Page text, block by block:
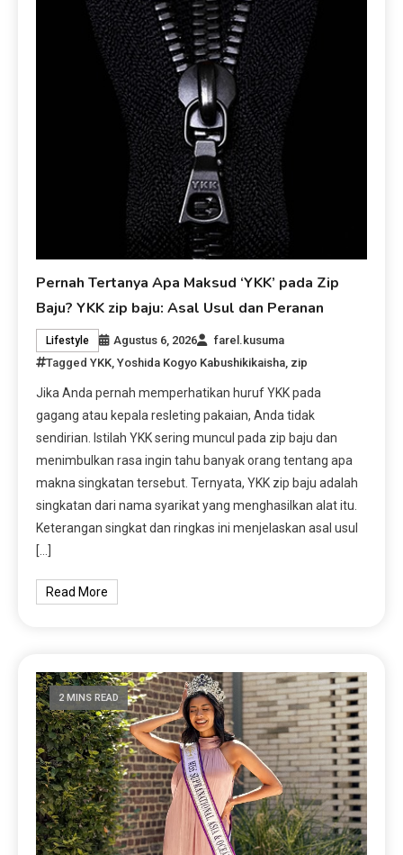
Pernah Tertanya Apa Maksud ‘YKK’ pada Zip
Baju? YKK zip baju: Asal Usul dan Peranan
Lifestyle Agustus 6, 2026
farel.kusuma
TaggedYKK ,Yoshida Kogyo Kabushikikaisha zip
Jika Anda pernah memperhatikan huruf YKK pada
gagang atau kepala resleting pakaian, Anda tidak
sendirian. Istilah YKK sering muncul pada zip baju dan
menimbulkan rasa ingin tahu banyak orang tentang apa
makna singkatan tersebut. Ternyata, YKK zip baju adalah
singkatan dari nama syarikat yang menghasilkan alat itu.
Keterangan singkat dan ringkas ini menjelaskan asal usul
[…]
Read More
2 MINS READ